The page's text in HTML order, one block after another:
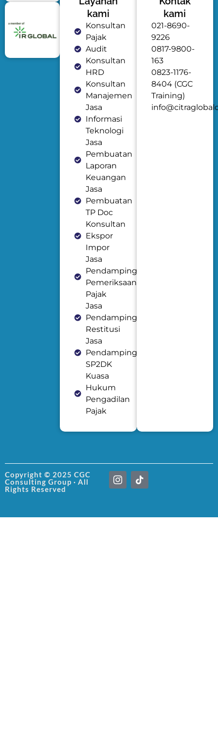
kami
Konsultan
Pajak
Audit
Konsultan
HRD
Konsultan
Manajemen
Jasa
Informasi
Teknologi
Jasa
Pembuatan
Laporan
Keuangan
Jasa
Pembuatan
TP Doc
Konsultan
Ekspor
Impor
Jasa
Pendampingan
Pemeriksaan
Pajak
Jasa
Pendampingan
Restitusi
Jasa
Pendampingan
SP2DK
Kuasa
Hukum
Pengadilan
Pajak
kami
021-8690-
9226
0817-9800-
163
0823-1176-
8404 (CGC
Training)
Copyright © 2025 CGC
Consulting Group · All
Rights Reserved
I
c
i
T
i
k